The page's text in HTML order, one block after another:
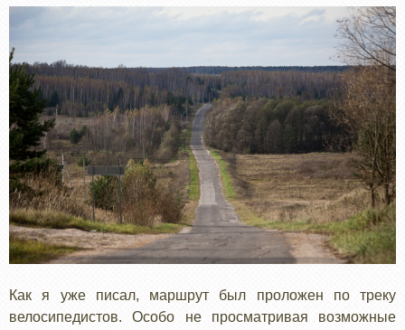
Как я уже писал, маршрут был проложен по треку
велосипедистов. Особо не просматривая возможные